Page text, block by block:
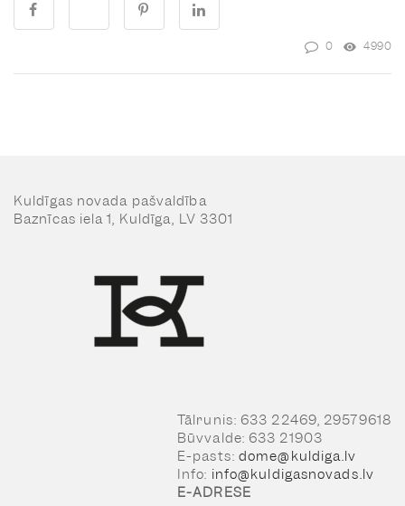
0 4990
Kuldīgas novada pašvaldība
Baznīcas iela 1, Kuldīga, LV 3301
Tālrunis: 633 22469, 29579618
Būvvalde: 633 21903
E-pasts: dome@kuldiga.lv
Info: info@kuldigasnovads.lv
E-ADRESE